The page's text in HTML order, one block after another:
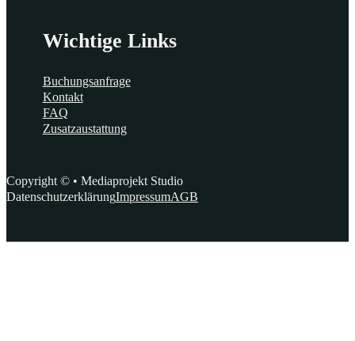
Wichtige Links
Buchungsanfrage
Kontakt
FAQ
Zusatzaustattung
Copyright © • Mediaprojekt Studio
DatenschutzerklärungImpressumAGB